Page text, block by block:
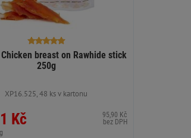
breast on Rawhide stick
250g
XP16.525, 48 ks v kartonu
Kč
95,90 Kč
bez DPH